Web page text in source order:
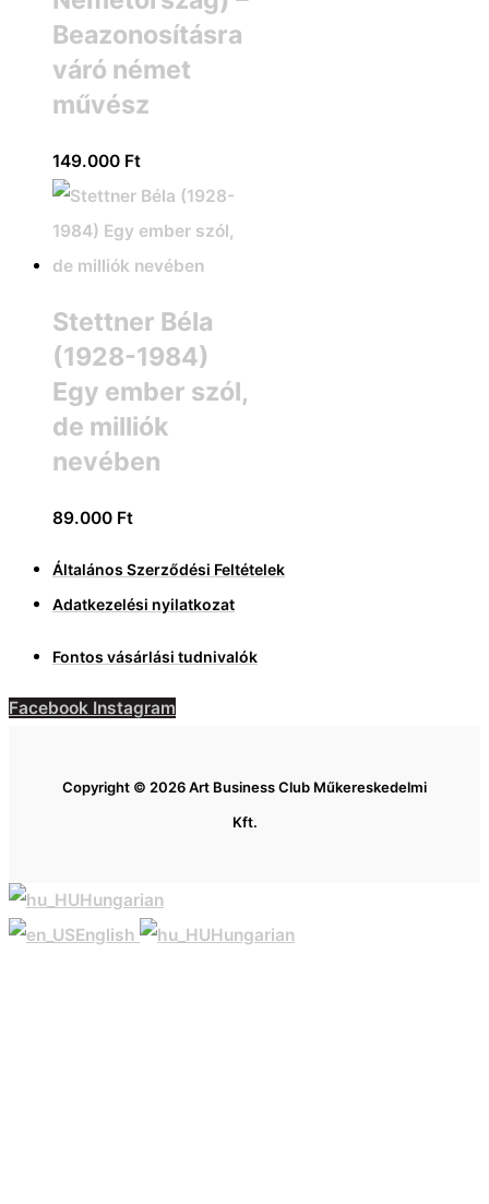
Beazonosításra
váró német
művész
149.000 Ft
Stettner Béla
(1928-1984)
Egy ember szól,
de milliók
nevében
89.000 Ft
Általános Szerződési Feltételek
Adatkezelési nyilatkozat
Fontos vásárlási tudnivalók
Facebook Instagram
Copyright © 2026 Art Business Club Műkereskedelmi
Kft.
Hungarian
English
Hungarian